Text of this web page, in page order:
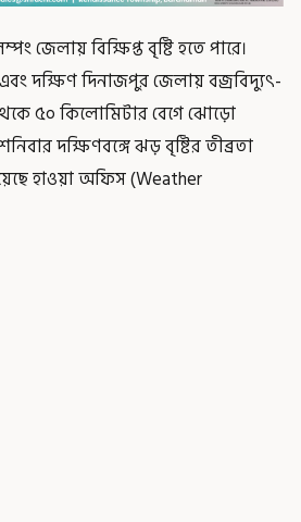
জেলায় বিক্ষিপ্ত বৃষ্টি হতে পারে।
দক্ষিণ দিনাজপুর জেলায় বজ্রবিদ্যুৎ-
৫০ কিলোমিটার বেগে ঝোড়ো
দক্ষিণবঙ্গে ঝড় বৃষ্টির তীব্রতা
হাওয়া অফিস (Weather